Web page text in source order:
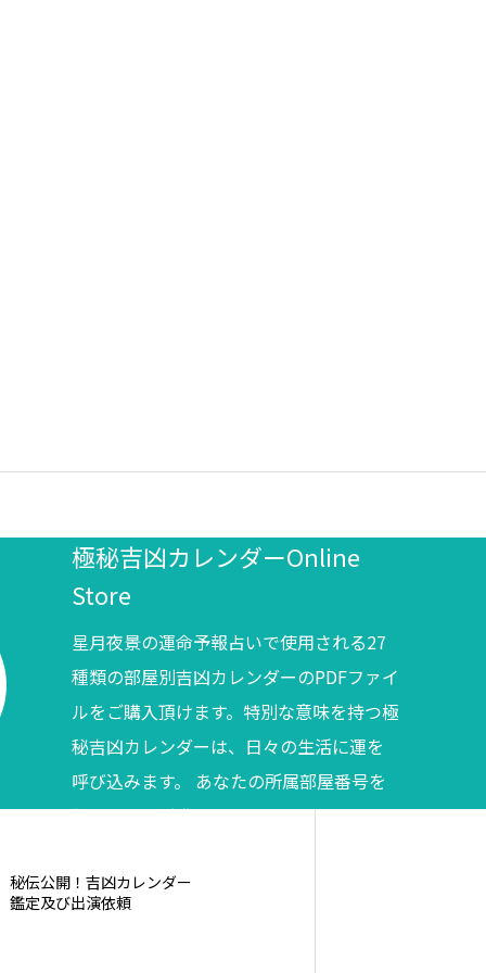
極秘吉凶カレンダーOnline
Store
星月夜景の運命予報占いで使用される27
種類の部屋別吉凶カレンダーのPDFファイ
ルをご購入頂けます。特別な意味を持つ極
秘吉凶カレンダーは、日々の生活に運を
呼び込みます。 あなたの所属部屋番号を
調べてからご購入ください。
秘伝公開！吉凶カレンダー
鑑定及び出演依頼